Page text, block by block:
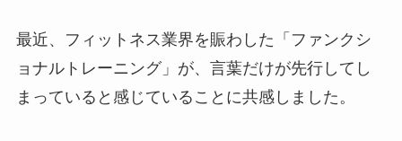
最近、フィットネス業界を賑わした「ファンクシ
ョナルトレーニング」が、言葉だけが先行してし
まっていると感じていることに共感しました。